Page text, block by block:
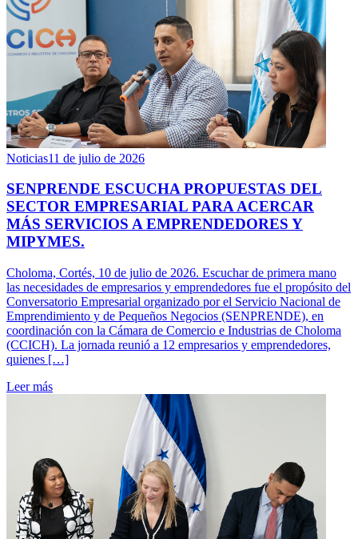
Noticias11 de julio de 2026
SENPRENDE ESCUCHA PROPUESTAS DEL
SECTOR EMPRESARIAL PARA ACERCAR
MÁS SERVICIOS A EMPRENDEDORES Y
MIPYMES.
Choloma, Cortés, 10 de julio de 2026. Escuchar de primera mano
las necesidades de empresarios y emprendedores fue el propósito del
Conversatorio Empresarial organizado por el Servicio Nacional de
Emprendimiento y de Pequeños Negocios (SENPRENDE), en
coordinación con la Cámara de Comercio e Industrias de Choloma
(CCICH). La jornada reunió a 12 empresarios y emprendedores,
quienes […]
Leer más